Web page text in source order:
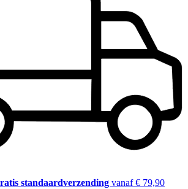
standaardverzending vanaf € 79,90